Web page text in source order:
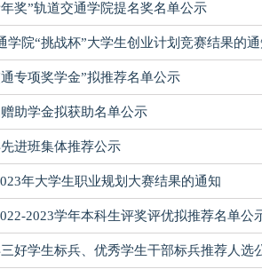
奖”轨道交通学院提名奖名单公示
学院“挑战杯”大学生创业计划竞赛结果的通
专项奖学金”拟推荐名单公示
助学金拟获助名单公示
进班集体推荐公示
年大学生职业规划大赛结果的通知
2023学年本科生评奖评优拟推荐名单公
好学生标兵、优秀学生干部标兵推荐人选